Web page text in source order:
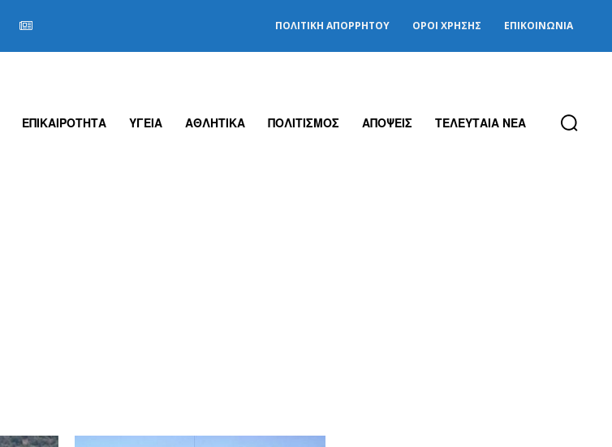
ΠΟΛΙΤΙΚΉ ΑΠΟΡΡΉΤΟΥ ΌΡΟΙ ΧΡΉΣΗΣ ΕΠΙΚΟΙΝΩΝΊΑ
ΕΠΙΚΑΙΡΟΤΗΤΑ ΥΓΕΙΑ ΑΘΛΗΤΙΚΑ ΠΟΛΙΤΙΣΜΟΣ ΑΠΟΨΕΙΣ ΤΕΛΕΥΤΑΙΑ ΝΕΑ